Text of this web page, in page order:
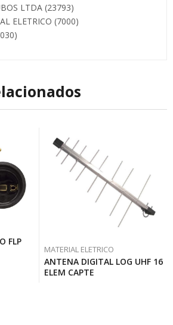
LTDA (23793)
ELETRICO (7000)
FLP
MATERIAL ELETRICO
ANTENA DIGITAL LOG UHF 16
ELEM CAPTE